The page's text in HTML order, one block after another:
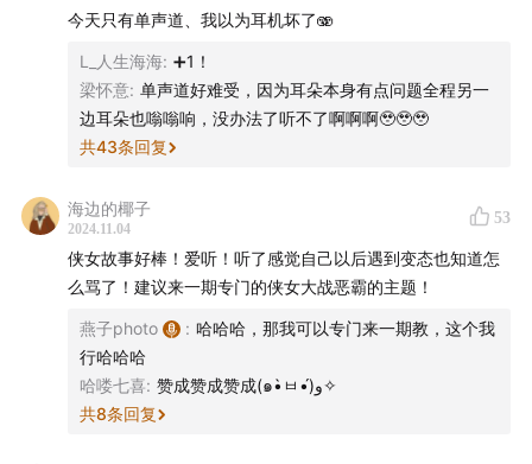
哈哈～一个因为我还是在犯声带炎症中，所以说话很用力
也有点哑，再就是我们聊到high处，不知不觉就因为太兴
奋而呲音啦，怕吵到大家哈哈。我们俩聊啊聊，发现竟然
聊了足足一百五十分钟，所以还是分了集，要不然实在是
太长喽。
这一期的主题是
来聊一聊两个女人漫长而搞笑的友情岁
月～！
说起来，大家都是这个世界上，普通得不能再普通的小人
物。但是凑在一起的时候，会产生一点东西，仿佛能冲破
一切，就是这样的强大和莫名。
这个东西，就是女人之间的友情。
今天只有单声道、我以为耳机坏了🫨
L_人生海海: ➕1！
梁怀意: 单声道好难受，因为耳朵本身有点问题全程另一
边耳朵也嗡嗡响，没办法了听不了啊啊啊🥹🥹🥹
共43条回复
海边的椰子
2024.11.04
53
侠女故事好棒！爱听！听了感觉自己以后遇到变态也知道怎
么骂了！建议来一期专门的侠女大战恶霸的主题！
燕子photo : 哈哈哈，那我可以专门来一期教，这个我
行哈哈哈
哈喽七喜:
赞成赞成赞成(๑•̀ㅂ•́)و✧
共8条回复